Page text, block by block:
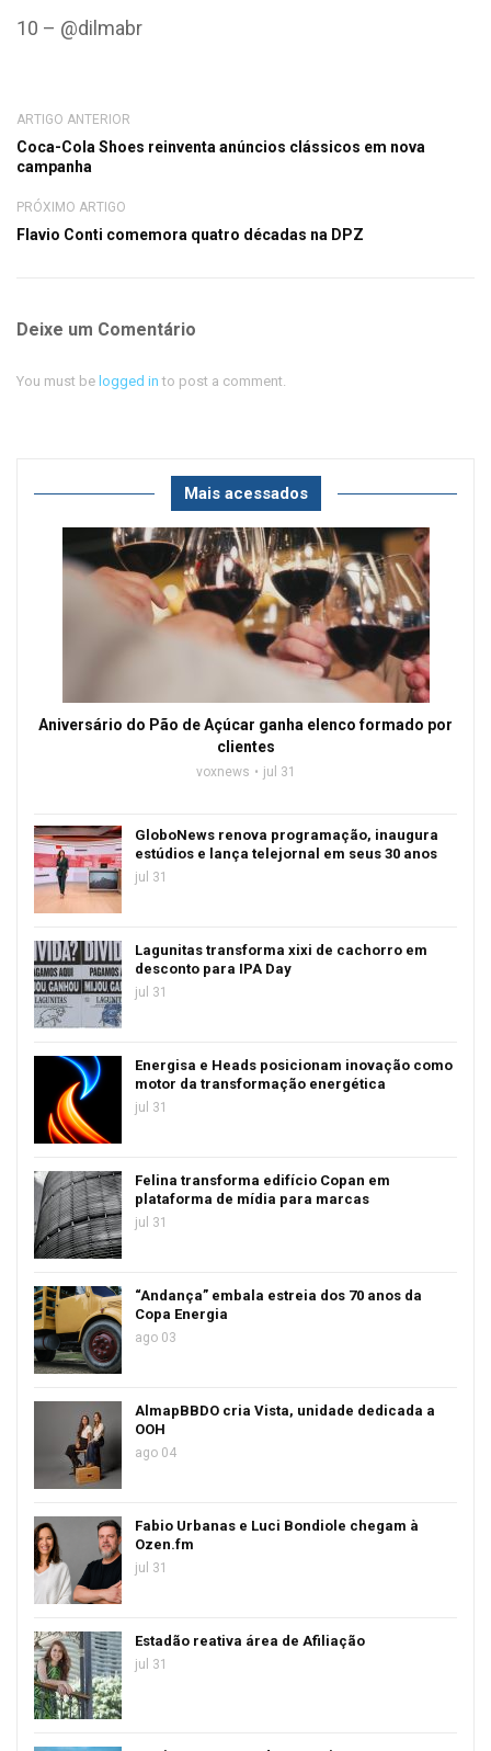
10 – @dilmabr
ARTIGO ANTERIOR
Coca-Cola Shoes reinventa anúncios clássicos em nova
campanha
PRÓXIMO ARTIGO
Flavio Conti comemora quatro décadas na DPZ
Deixe um Comentário
You must be logged in to post a comment.
Mais acessados
Aniversário do Pão de Açúcar ganha elenco formado por
clientes
voxnews jul 31
GloboNews renova programação, inaugura
estúdios e lança telejornal em seus 30 anos
jul 31
Lagunitas transforma xixi de cachorro em
desconto para IPA Day
jul 31
Energisa e Heads posicionam inovação como
motor da transformação energética
jul 31
Felina transforma edifício Copan em
plataforma de mídia para marcas
jul 31
“Andança” embala estreia dos 70 anos da
Copa Energia
ago 03
AlmapBBDO cria Vista, unidade dedicada a
OOH
ago 04
Fabio Urbanas e Luci Bondiole chegam à
Ozen.fm
jul 31
Estadão reativa área de Afiliação
jul 31